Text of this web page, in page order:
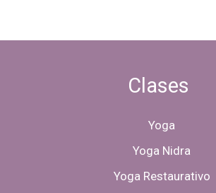
Clases
Yoga
Yoga Nidra
Yoga Restaurativo